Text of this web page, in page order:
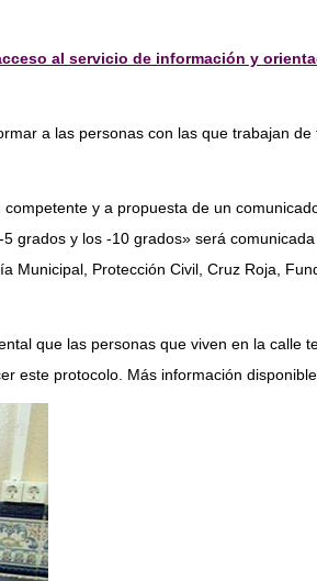
al servicio de información y
a las personas con las que trabajan
y a propuesta de un
y los -10 grados» será
Protección Civil, Cruz Roja,
que las personas que viven en la
este protocolo. Más información